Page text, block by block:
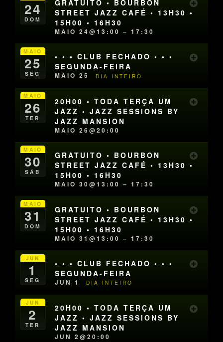
24
DOM
GRATUITO • BOURBON
STREET JAZZ CAFÉ • 13H30 •
15H00 • 16H30
MAIO 24@13:00 – 17:30
MAIO
25
SEG
• • • CLUB FECHADO • • •
SEGUNDA-FEIRA
MAIO 25 DIA INTEIRO
MAIO
26
TER
20H00 • TODA TERÇA UM
JAZZ • JAZZ SESSIONS BY
JAZZ MANSION
MAIO 26@20:00
MAIO
30
SÁB
GRATUITO • BOURBON
STREET JAZZ CAFÉ • 13H30 •
15H00 • 16H30
MAIO 30@13:00 – 17:30
MAIO
31
DOM
GRATUITO • BOURBON
STREET JAZZ CAFÉ • 13H30 •
15H00 • 16H30
MAIO 31@13:00 – 17:30
JUN
1
SEG
• • • CLUB FECHADO • • •
SEGUNDA-FEIRA
JUN 1 DIA INTEIRO
JUN
2
TER
20H00 • TODA TERÇA UM
JAZZ • JAZZ SESSIONS BY
JAZZ MANSION
JUN 2@20:00